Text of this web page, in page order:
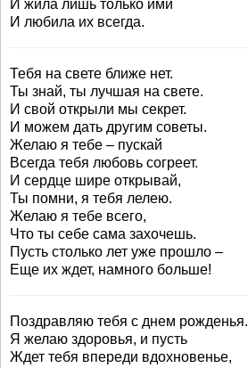
И жила лишь только ими
И любила их всегда.
Тебя на свете ближе нет.
Ты знай, ты лучшая на свете.
И свой открыли мы секрет.
И можем дать другим советы.
Желаю я тебе – пускай
Всегда тебя любовь согреет.
И сердце шире открывай,
Ты помни, я тебя лелею.
Желаю я тебе всего,
Что ты себе сама захочешь.
Пусть столько лет уже прошло –
Еще их ждет, намного больше!
Поздравляю тебя с днем рожденья.
Я желаю здоровья, и пусть
Ждет тебя впереди вдохновенье,